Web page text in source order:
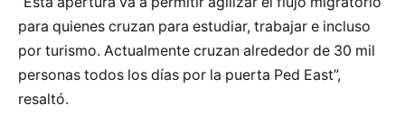
para quienes cruzan para estudiar, trabajar e incluso
por turismo. Actualmente cruzan alrededor de 30 mil
personas todos los días por la puerta Ped East”,
resaltó.